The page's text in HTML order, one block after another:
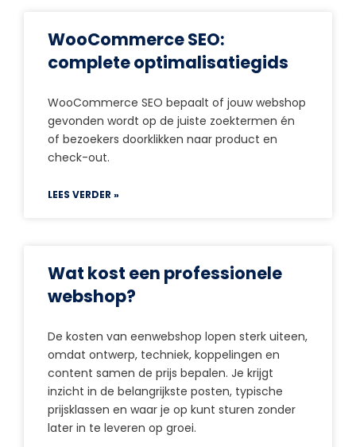
WooCommerce SEO:
complete optimalisatiegids
WooCommerce SEO bepaalt of jouw webshop
gevonden wordt op de juiste zoektermen én
of bezoekers doorklikken naar product en
check-out.
LEES VERDER »
Wat kost een professionele
webshop?
De kosten van eenwebshop lopen sterk uiteen,
omdat ontwerp, techniek, koppelingen en
content samen de prijs bepalen. Je krijgt
inzicht in de belangrijkste posten, typische
prijsklassen en waar je op kunt sturen zonder
later in te leveren op groei.